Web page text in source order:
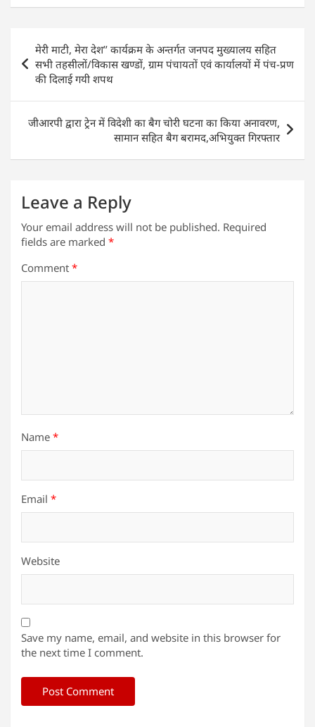
at
s
A
p
p
c
e
b
o
o
k
itt
er
k
e
dI
ai
l
ar
e
Post
navigation
मेरी माटी, मेरा देश’’ कार्यक्रम के अन्तर्गत जनपद मुख्यालय सहित
सभी तहसीलों/विकास खण्डों, ग्राम पंचायतों एवं कार्यालयों में पंच-प्रण
की दिलाई गयी शपथ
जीआरपी द्वारा ट्रेन में विदेशी का बैग चोरी घटना का किया अनावरण,
सामान सहित बैग बरामद,अभियुक्त गिरफ्तार
Leave a Reply
Your email address will not be published. Required
fields are marked *
Comment *
Name *
Email *
Website
Save my name, email, and website in this browser for
the next time I comment.